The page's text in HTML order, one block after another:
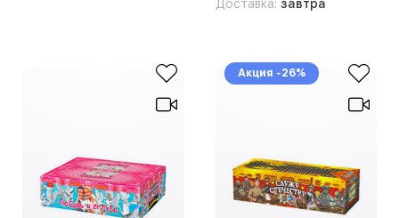
Доставка: завтра
Акция -26%